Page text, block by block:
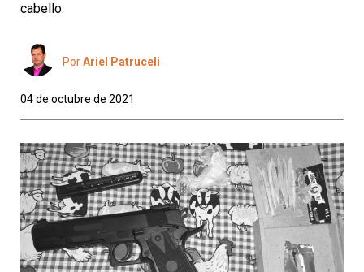
cabello.
PorAriel Patruceli
04 de octubre de 2021